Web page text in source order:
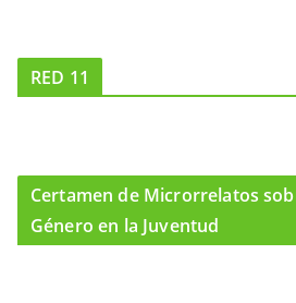
RED 11
Certamen de Microrrelatos
Género en la Juventud